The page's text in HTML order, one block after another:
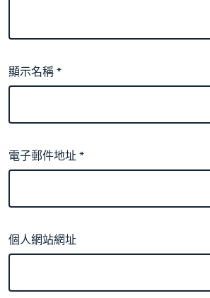
顯示名稱*
電子郵件地址*
個人網站網址